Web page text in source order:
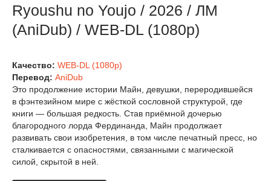
Ryoushu no Youjo / 2026 / ЛМ
(AniDub) / WEB-DL (1080p)
Качество: WEB-DL (1080p)
Перевод: AniDub
Это продолжение истории Майн, девушки, переродившейся
в фэнтезийном мире с жёсткой сословной структурой, где
книги — большая редкость. Став приёмной дочерью
благородного лорда Фердинанда, Майн продолжает
развивать свои изобретения, в том числе печатный пресс, но
сталкивается с опасностями, связанными с магической
силой, скрытой в ней.